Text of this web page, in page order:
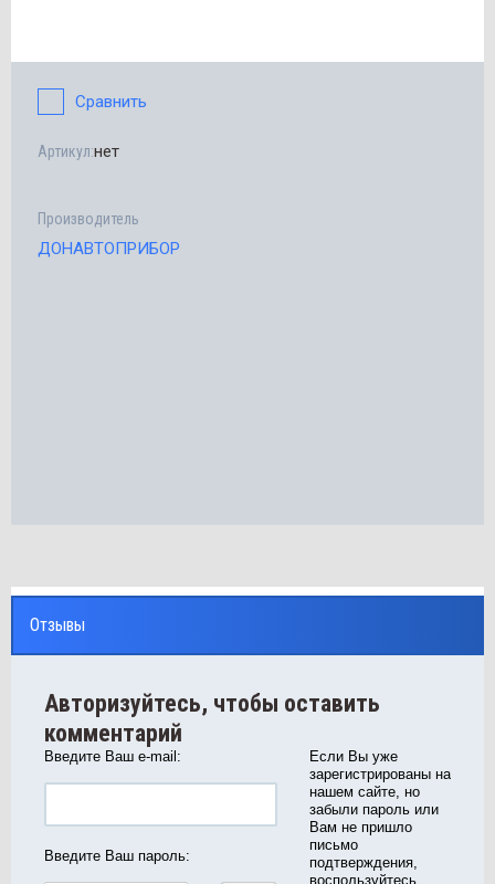
Сравнить
Артикул:нет
Производитель
ДОНАВТОПРИБОР
Отзывы
Авторизуйтесь, чтобы оставить
комментарий
Введите Ваш e-mail:
Введите Ваш пароль:
Если Вы уже
зарегистрированы на
нашем сайте, но
забыли пароль или
Вам не пришло
письмо
подтверждения,
воспользуйтесь